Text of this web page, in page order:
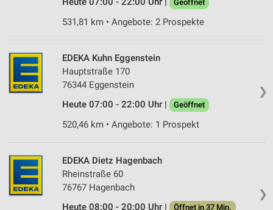
Geöffnet
531,81 km • Angebote: 2 Prospekte
❯
EDEKA Kuhn Eggenstein
Hauptstraße 170
76344 Eggenstein
Heute 07:00 - 22:00 Uhr |
Geöffnet
520,46 km • Angebote: 1 Prospekt
❯
EDEKA Dietz Hagenbach
Rheinstraße 60
76767 Hagenbach
Heute 08:00 - 20:00 Uhr |
Öffnet in 37 Min.